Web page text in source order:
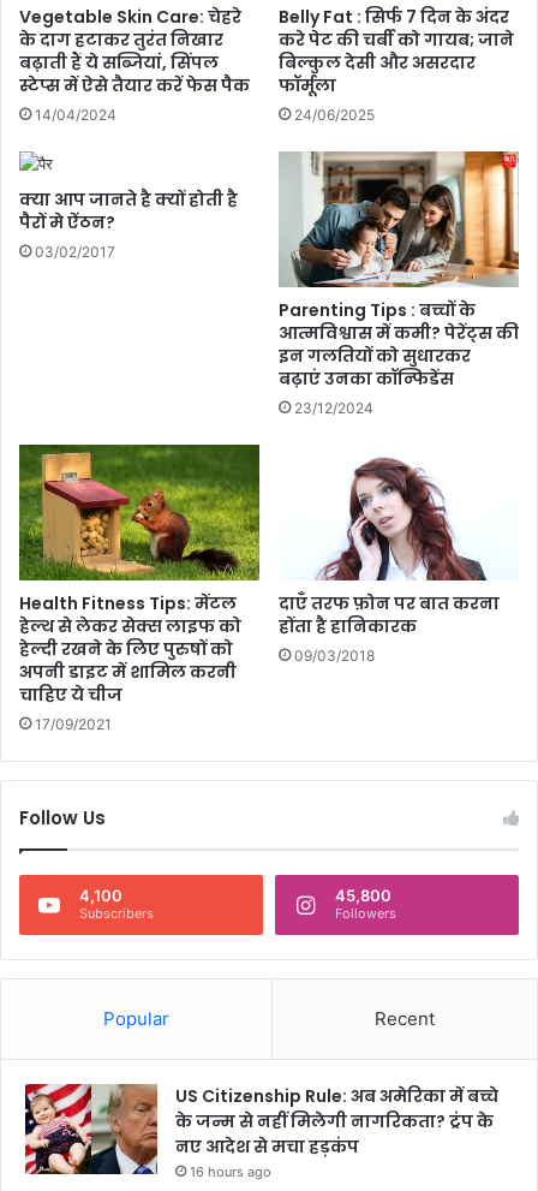
त
क
क
ले
ट
कै
से
बे
ड
?
ड़ा
अ
स
जा
ए
का
र्ब
र
ने
के
त
री
के
Vegetable Skin Care: चेहरे
के दाग हटाकर तुरंत निखार
बढ़ाती हैं ये सब्जियां, सिंपल
स्टेप्स में ऐसे तैयार करें फेस पैक
14/04/2024
Belly Fat : सिर्फ 7 दिन के अंदर
करे पेट की चर्बी को गायब; जाने
बिल्कुल देसी और असरदार
फॉर्मूला
24/06/2025
क्या आप जानते है क्यों होती है
पैरों मे ऐंठन?
03/02/2017
Parenting Tips : बच्चों के
आत्मविश्वास में कमी? पेरेंट्स की
इन गलतियों को सुधारकर
बढ़ाएं उनका कॉन्फिडेंस
23/12/2024
Health Fitness Tips: मेंटल
हेल्थ से लेकर सेक्स लाइफ को
हेल्दी रखने के लिए पुरुषों को
अपनी डाइट में शामिल करनी
चाहिए ये चीज
17/09/2021
दाएँ तरफ फ़ोन पर बात करना
होंता है हानिकारक
09/03/2018
Follow Us
4,100
Subscribers
45,800
Followers
Popular Recent
US Citizenship Rule: अब अमेरिका में बच्चे
के जन्म से नहीं मिलेगी नागरिकता? ट्रंप के
नए आदेश से मचा हड़कंप
16 hours ago